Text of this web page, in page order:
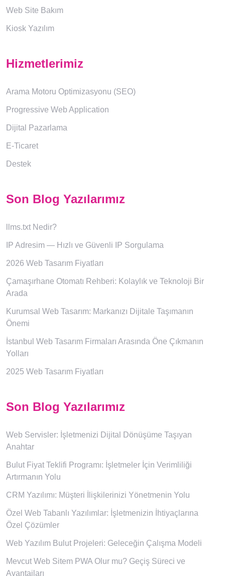
Web Site Bakım
Kiosk Yazılım
Hizmetlerimiz
Arama Motoru Optimizasyonu (SEO)
Progressive Web Application
Dijital Pazarlama
E-Ticaret
Destek
Son Blog Yazılarımız
llms.txt Nedir?
IP Adresim — Hızlı ve Güvenli IP Sorgulama
2026 Web Tasarım Fiyatları
Çamaşırhane Otomatı Rehberi: Kolaylık ve Teknoloji Bir
Arada
Kurumsal Web Tasarım: Markanızı Dijitale Taşımanın
Önemi
İstanbul Web Tasarım Firmaları Arasında Öne Çıkmanın
Yolları
2025 Web Tasarım Fiyatları
Son Blog Yazılarımız
Web Servisler: İşletmenizi Dijital Dönüşüme Taşıyan
Anahtar
Bulut Fiyat Teklifi Programı: İşletmeler İçin Verimliliği
Artırmanın Yolu
CRM Yazılımı: Müşteri İlişkilerinizi Yönetmenin Yolu
Özel Web Tabanlı Yazılımlar: İşletmenizin İhtiyaçlarına
Özel Çözümler
Web Yazılım Bulut Projeleri: Geleceğin Çalışma Modeli
Mevcut Web Sitem PWA Olur mu? Geçiş Süreci ve
Avantajları